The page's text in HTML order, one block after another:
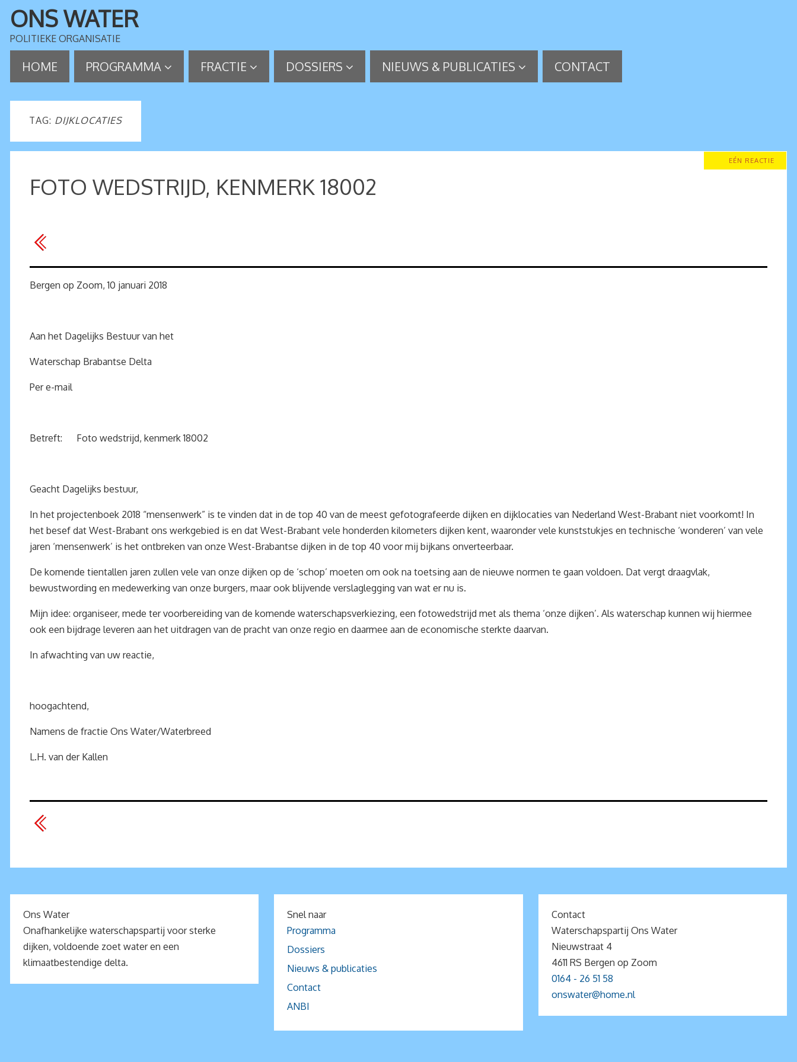
ONS WATER
POLITIEKE ORGANISATIE
HOME PROGRAMMA FRACTIE DOSSIERS NIEUWS & PUBLICATIES CONTACT
TAG: DIJKLOCATIES
EÉN REACTIE
FOTO WEDSTRIJD, KENMERK 18002
Bergen op Zoom, 10 januari 2018
Aan het Dagelijks Bestuur van het
Waterschap Brabantse Delta
Per e-mail
Betreft: Foto wedstrijd, kenmerk 18002
Geacht Dagelijks bestuur,
In het projectenboek 2018 “mensenwerk” is te vinden dat in de top 40 van de meest gefotografeerde dijken en dijklocaties van Nederland West-Brabant niet voorkomt! In
het besef dat West-Brabant ons werkgebied is en dat West-Brabant vele honderden kilometers dijken kent, waaronder vele kunststukjes en technische ‘wonderen’ van vele
jaren ‘mensenwerk’ is het ontbreken van onze West-Brabantse dijken in de top 40 voor mij bijkans onverteerbaar.
De komende tientallen jaren zullen vele van onze dijken op de ‘schop’ moeten om ook na toetsing aan de nieuwe normen te gaan voldoen. Dat vergt draagvlak,
bewustwording en medewerking van onze burgers, maar ook blijvende verslaglegging van wat er nu is.
Mijn idee: organiseer, mede ter voorbereiding van de komende waterschapsverkiezing, een fotowedstrijd met als thema ‘onze dijken’. Als waterschap kunnen wij hiermee
ook een bijdrage leveren aan het uitdragen van de pracht van onze regio en daarmee aan de economische sterkte daarvan.
In afwachting van uw reactie,
hoogachtend,
Namens de fractie Ons Water/Waterbreed
L.H. van der Kallen
Ons Water
Onafhankelijke waterschapspartij voor sterke
dijken, voldoende zoet water en een
klimaatbestendige delta.
Snel naar
Programma
Dossiers
Nieuws & publicaties
Contact
ANBI
Contact
Waterschapspartij Ons Water
Nieuwstraat 4
4611 RS Bergen op Zoom
0164 - 26 51 58
onswater@home.nl